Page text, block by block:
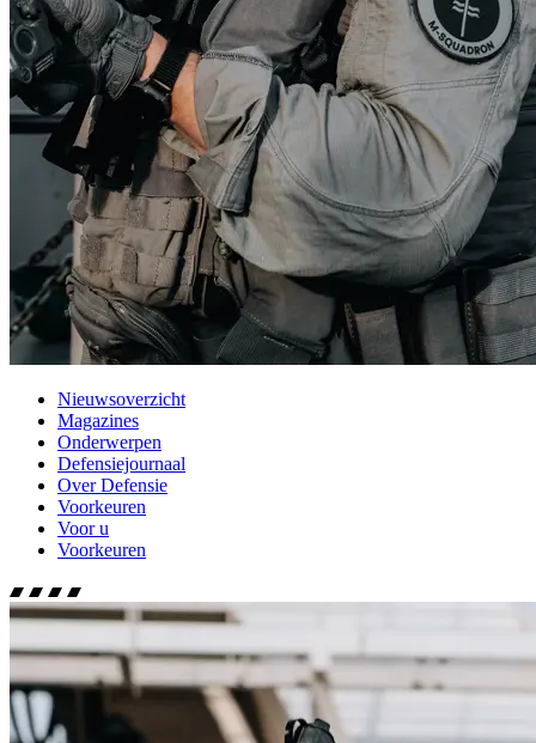
Nieuwsoverzicht
Magazines
Onderwerpen
Defensiejournaal
Over Defensie
Voorkeuren
Voor u
Voorkeuren